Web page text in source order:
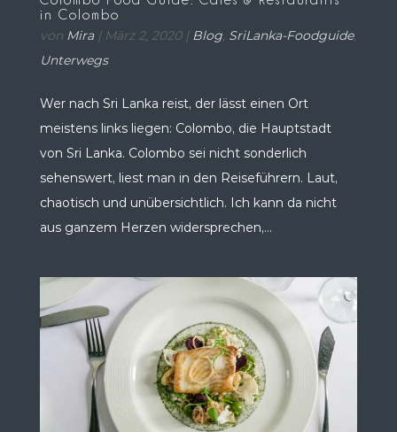
in Colombo
von Mira| März 2, 2020| Blog, SriLanka-Foodguide,
Unterwegs
Wer nach Sri Lanka reist, der lässt einen Ort
meistens links liegen: Colombo, die Hauptstadt
von Sri Lanka. Colombo sei nicht sonderlich
sehenswert, liest man in den Reiseführern. Laut,
chaotisch und unübersichtlich. Ich kann da nicht
aus ganzem Herzen widersprechen,...